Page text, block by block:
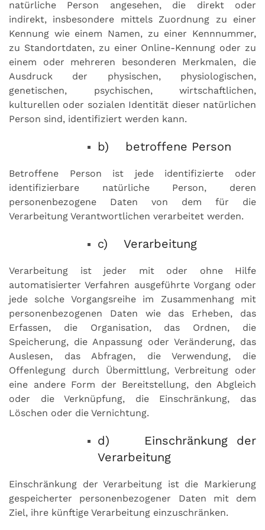
natürliche Person angesehen, die direkt oder
indirekt, insbesondere mittels Zuordnung zu einer
Kennung wie einem Namen, zu einer Kennnummer,
zu Standortdaten, zu einer Online-Kennung oder zu
einem oder mehreren besonderen Merkmalen, die
Ausdruck der physischen, physiologischen,
genetischen, psychischen, wirtschaftlichen,
kulturellen oder sozialen Identität dieser natürlichen
Person sind, identifiziert werden kann.
b) betroffene Person
Betroffene Person ist jede identifizierte oder
identifizierbare natürliche Person, deren
personenbezogene Daten von dem für die
Verarbeitung Verantwortlichen verarbeitet werden.
c) Verarbeitung
Verarbeitung ist jeder mit oder ohne Hilfe
automatisierter Verfahren ausgeführte Vorgang oder
jede solche Vorgangsreihe im Zusammenhang mit
personenbezogenen Daten wie das Erheben, das
Erfassen, die Organisation, das Ordnen, die
Speicherung, die Anpassung oder Veränderung, das
Auslesen, das Abfragen, die Verwendung, die
Offenlegung durch Übermittlung, Verbreitung oder
eine andere Form der Bereitstellung, den Abgleich
oder die Verknüpfung, die Einschränkung, das
Löschen oder die Vernichtung.
d) Einschränkung der
Verarbeitung
Einschränkung der Verarbeitung ist die Markierung
gespeicherter personenbezogener Daten mit dem
Ziel, ihre künftige Verarbeitung einzuschränken.